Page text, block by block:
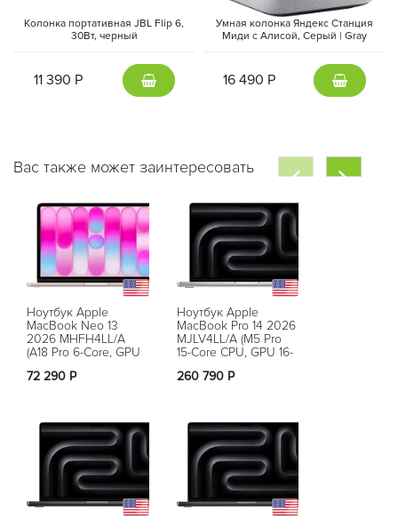
Колонка портативная JBL Flip 6,
30Вт, черный
11 390 Р
Умная колонка Яндекс Станция
Миди с Алисой, Cерый | Gray
16 490 Р
Вас также может заинтересовать
Ноутбук Apple
MacBook Neo 13
2026 MHFH4LL/A
(A18 Pro 6-Core, GPU
розовый
72 290 Р
Ноутбук Apple
MacBook Pro 14 2026
MJLV4LL/A (M5 Pro
15-Core CPU, GPU 16-
серебристый
260 790 Р